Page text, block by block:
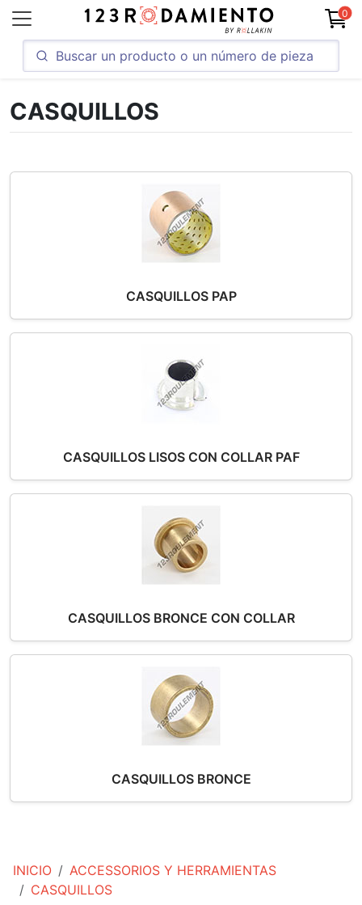
0
INICIO
ACCESSORIOS Y HERRAMIENTAS
CASQUILLOS
CASQUILLOS
CASQUILLOS PAP
CASQUILLOS LISOS CON COLLAR PAF
CASQUILLOS BRONCE CON COLLAR
CASQUILLOS BRONCE